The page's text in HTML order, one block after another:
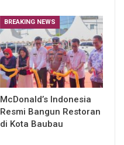
BREAKING NEWS
McDonald’s Indonesia
Resmi Bangun Restoran
di Kota Baubau